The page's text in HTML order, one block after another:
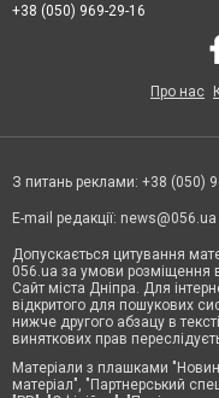
+38 (050) 969-29-16
Про нас
З питань реклами: +38 (050)
E-mail редакції: news@056.ua
Допускається цитування
056.ua за умови розміщення
Сайт міста Дніпра. Для
відкритого для пошукових
нижче другого абзацу в
виняткових прав
Матеріали з плашками
матеріал", "Партнерський